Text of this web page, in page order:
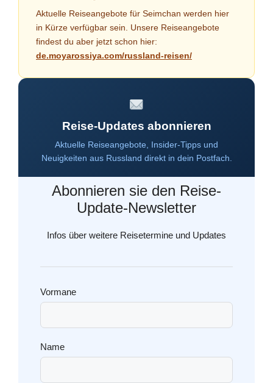
Aktuelle Reiseangebote für Seimchan werden hier
in Kürze verfügbar sein. Unsere Reiseangebote
findest du aber jetzt schon hier:
de.moyarossiya.com/russland-reisen/
Reise-Updates abonnieren
Aktuelle Reiseangebote, Insider-Tipps und
Neuigkeiten aus Russland direkt in dein Postfach.
Abonnieren sie den Reise-
Update-Newsletter
Infos über weitere Reisetermine und Updates
Vormane
Name